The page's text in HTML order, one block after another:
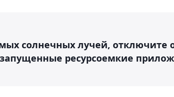
солнечных лучей, отключите
ресурсоемкие